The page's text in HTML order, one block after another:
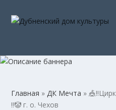
Главная »ДК Мечта »
‼️🤡 г. о. Чехов